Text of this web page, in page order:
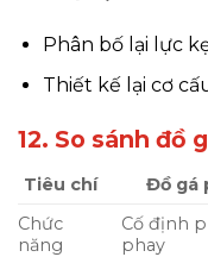
Phân bố lại lực
Thiết kế lại cơ
12. So sánh đồ
Tiêu chí Đồ gá
Chức
năng
Cố định
phay